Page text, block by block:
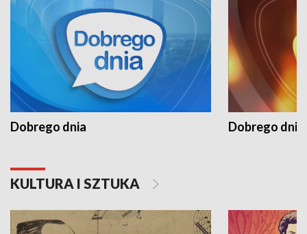
Dobrego dnia Dobrego dnia
KULTURA I SZTUKA